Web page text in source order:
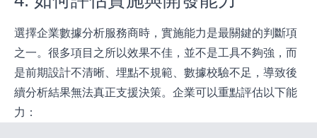
選擇企業數據分析服務商時，實施能力是最關鍵的判斷項
之一。很多項目之所以效果不佳，並不是工具不夠強，而
是前期設計不清晰、埋點不規範、數據校驗不足，導致後
續分析結果無法真正支援決策。企業可以重點評估以下能
力：